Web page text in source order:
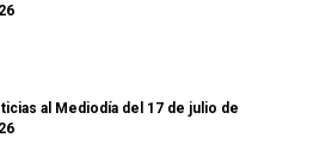
al Mediodía del 17 de julio de